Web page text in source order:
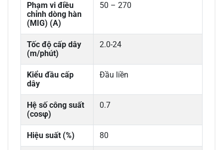
Phạm vi điều
chỉnh dòng hàn
(MIG) (A)
50 – 270
Tốc độ cấp dây
(m/phút)
2.0-24
Kiểu đầu cấp
dây
Đầu liền
Hệ số công suất
(cosφ)
0.7
Hiệu suất (%) 80